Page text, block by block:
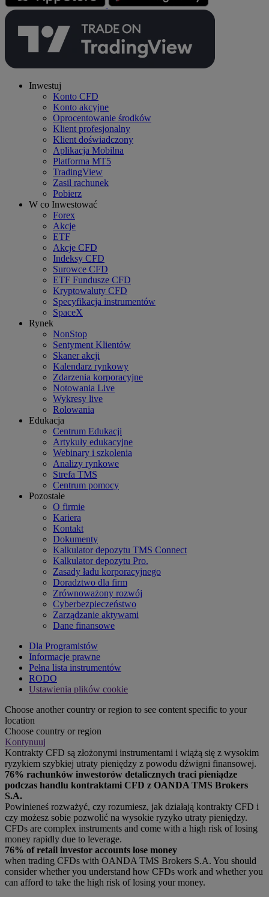
Inwestuj
Konto CFD
Konto akcyjne
Oprocentowanie środków
Klient profesjonalny
Klient doświadczony
Aplikacja Mobilna
Platforma MT5
TradingView
Zasil rachunek
Pobierz
W co Inwestować
Forex
Akcje
ETF
Akcje CFD
Indeksy CFD
Surowce CFD
ETF Fundusze CFD
Kryptowaluty CFD
Specyfikacja instrumentów
SpaceX
Rynek
NonStop
Sentyment Klientów
Skaner akcji
Kalendarz rynkowy
Zdarzenia korporacyjne
Notowania Live
Wykresy live
Rolowania
Edukacja
Centrum Edukacji
Artykuły edukacyjne
Webinary i szkolenia
Analizy rynkowe
Strefa TMS
Centrum pomocy
Pozostałe
O firmie
Kariera
Kontakt
Dokumenty
Kalkulator depozytu TMS Connect
Kalkulator depozytu Pro.
Zasady ładu korporacyjnego
Doradztwo dla firm
Zrównoważony rozwój
Cyberbezpieczeństwo
Zarządzanie aktywami
Dane finansowe
Dla Programistów
Informacje prawne
Pełna lista instrumentów
RODO
Ustawienia plików cookie
Choose another country or region to see content specific to your
location
Choose country or region
Kontynuuj
Kontrakty CFD są złożonymi instrumentami i wiążą się z wysokim
ryzykiem szybkiej utraty pieniędzy z powodu dźwigni finansowej.
76% rachunków inwestorów detalicznych traci pieniądze
podczas handlu kontraktami CFD z OANDA TMS Brokers
S.A.
Powinieneś rozważyć, czy rozumiesz, jak działają kontrakty CFD i
czy możesz sobie pozwolić na wysokie ryzyko utraty pieniędzy.
CFDs are complex instruments and come with a high risk of losing
money rapidly due to leverage.
76% of retail investor accounts lose money
when trading CFDs with OANDA TMS Brokers S.A. You should
consider whether you understand how CFDs work and whether you
can afford to take the high risk of losing your money.